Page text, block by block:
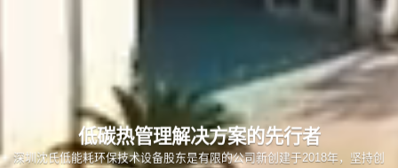
低碳热管理解决方案的先行者
深圳沈氏低能耗环保技术设备股东是有限的公司新创建于2018年，坚持创